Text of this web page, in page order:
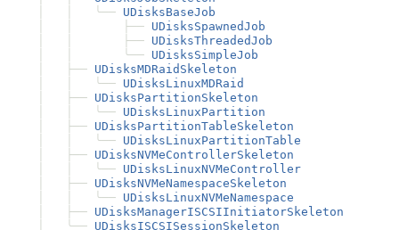
╰── UDisksBaseJob
├── UDisksSpawnedJob
├── UDisksThreadedJob
╰── UDisksSimpleJob
├── UDisksMDRaidSkeleton
╰── UDisksLinuxMDRaid
├── UDisksPartitionSkeleton
╰── UDisksLinuxPartition
├── UDisksPartitionTableSkeleton
╰── UDisksLinuxPartitionTable
├── UDisksNVMeControllerSkeleton
╰── UDisksLinuxNVMeController
├── UDisksNVMeNamespaceSkeleton
╰── UDisksLinuxNVMeNamespace
├── UDisksManagerISCSIInitiatorSkeleton
╰── UDisksISCSISessionSkeleton